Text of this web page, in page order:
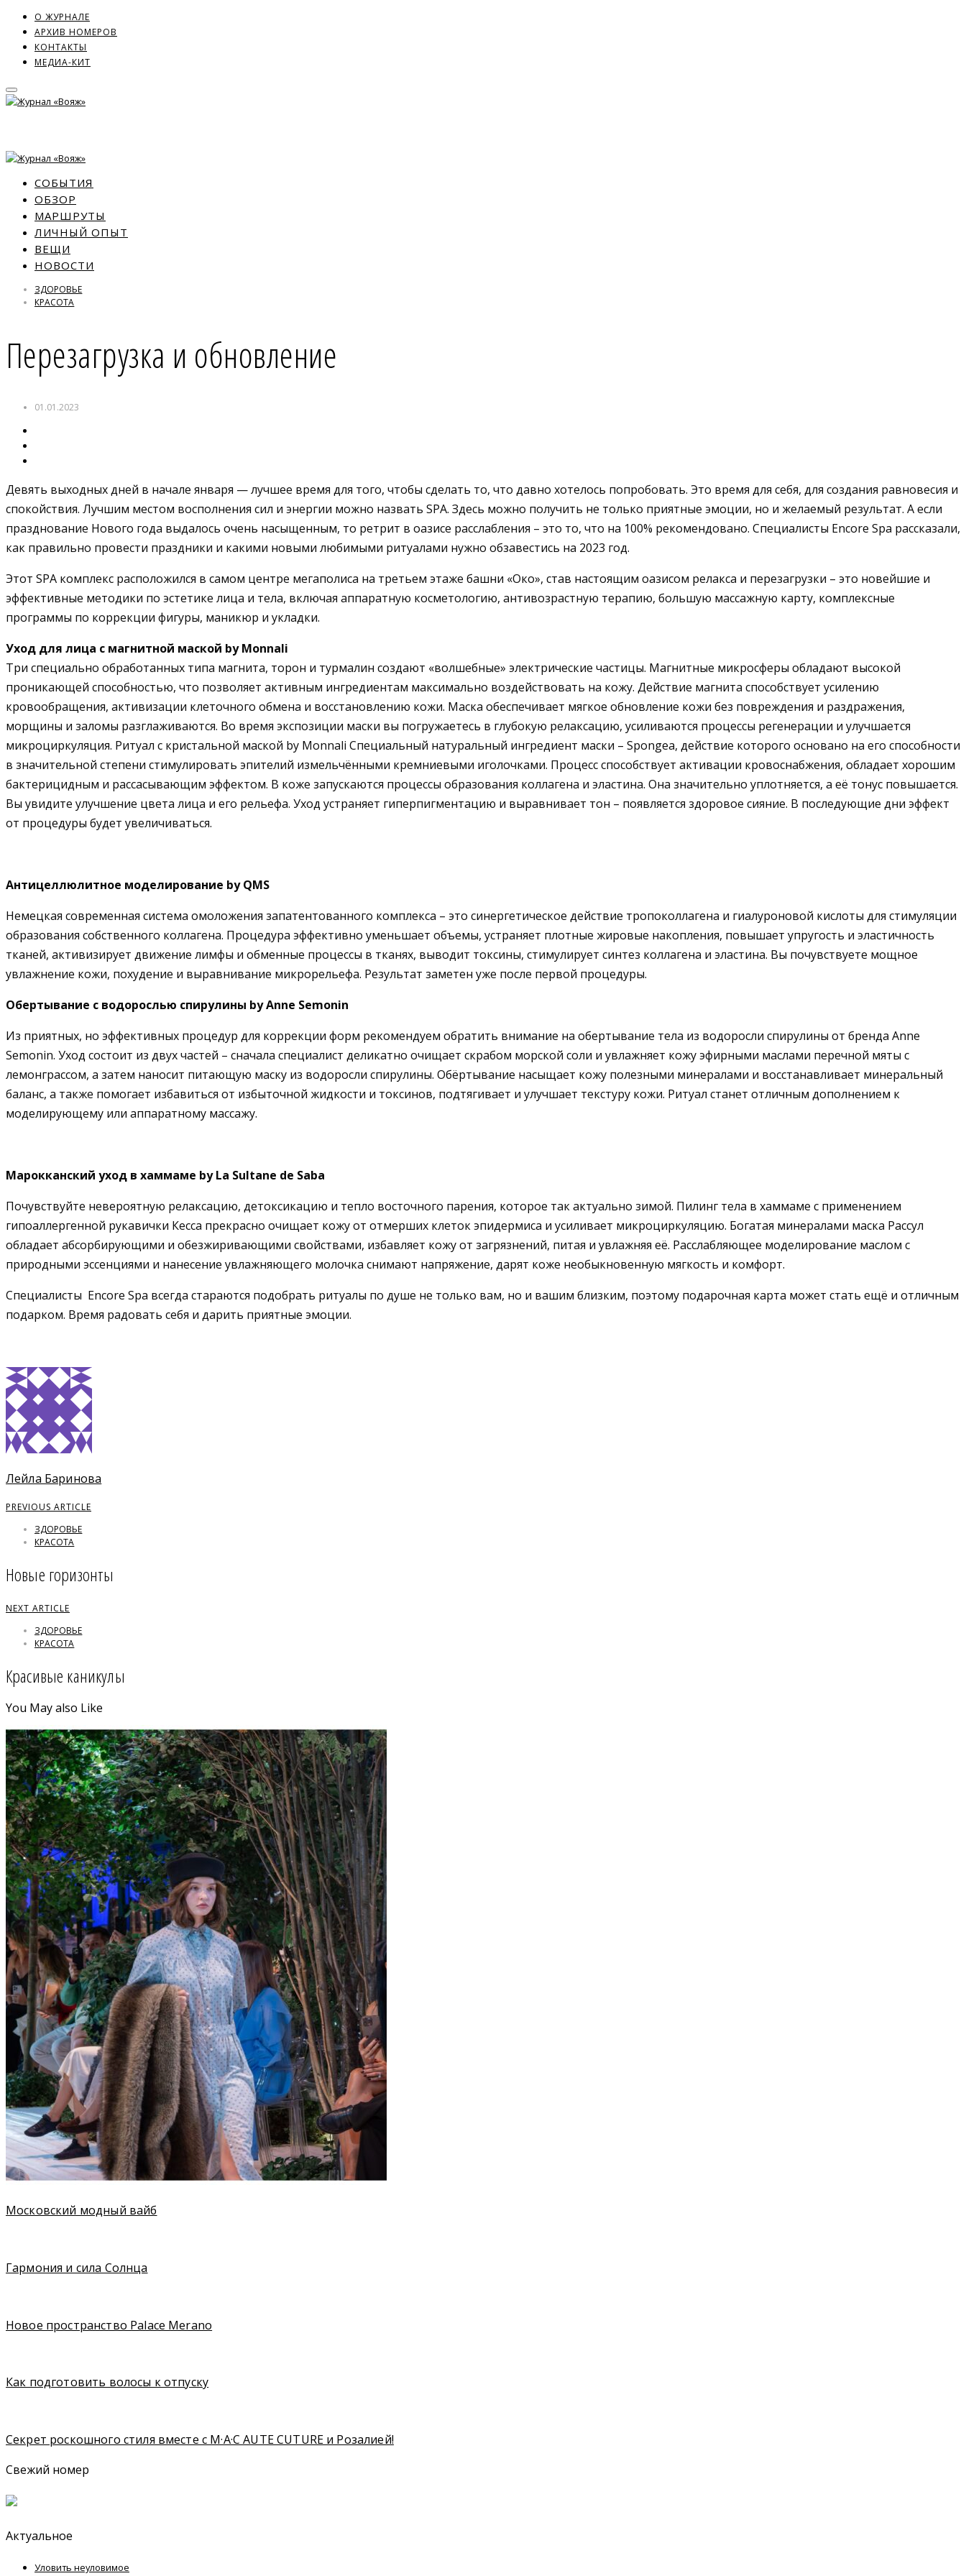
О ЖУРНАЛЕ
АРХИВ НОМЕРОВ
КОНТАКТЫ
МЕДИА-КИТ
СОБЫТИЯ
ОБЗОР
МАРШРУТЫ
ЛИЧНЫЙ ОПЫТ
ВЕЩИ
НОВОСТИ
ЗДОРОВЬЕ
КРАСОТА
Перезагрузка и обновление
01.01.2023
Девять выходных дней в начале января — лучшее время для того, чтобы сделать то, что давно хотелось попробовать. Это время для себя, для создания равновесия и
спокойствия. Лучшим местом восполнения сил и энергии можно назвать SPA. Здесь можно получить не только приятные эмоции, но и желаемый результат. А если
празднование Нового года выдалось очень насыщенным, то ретрит в оазисе расслабления – это то, что на 100% рекомендовано. Специалисты Encore Spa рассказали,
как правильно провести праздники и какими новыми любимыми ритуалами нужно обзавестись на 2023 год.
Этот SPA комплекс расположился в самом центре мегаполиса на третьем этаже башни «Око», став настоящим оазисом релакса и перезагрузки – это новейшие и
эффективные методики по эстетике лица и тела, включая аппаратную косметологию, антивозрастную терапию, большую массажную карту, комплексные
программы по коррекции фигуры, маникюр и укладки.
Уход для лица с магнитной маской by Monnali
Три специально обработанных типа магнита, торон и турмалин создают «волшебные» электрические частицы. Магнитные микросферы обладают высокой
проникающей способностью, что позволяет активным ингредиентам максимально воздействовать на кожу. Действие магнита способствует усилению
кровообращения, активизации клеточного обмена и восстановлению кожи. Маска обеспечивает мягкое обновление кожи без повреждения и раздражения,
морщины и заломы разглаживаются. Во время экспозиции маски вы погружаетесь в глубокую релаксацию, усиливаются процессы регенерации и улучшается
микроциркуляция. Ритуал с кристальной маской by Monnali Специальный натуральный ингредиент маски – Spongea, действие которого основано на его способности
в значительной степени стимулировать эпителий измельчёнными кремниевыми иголочками. Процесс способствует активации кровоснабжения, обладает хорошим
бактерицидным и рассасывающим эффектом. В коже запускаются процессы образования коллагена и эластина. Она значительно уплотняется, а её тонус повышается.
Вы увидите улучшение цвета лица и его рельефа. Уход устраняет гиперпигментацию и выравнивает тон – появляется здоровое сияние. В последующие дни эффект
от процедуры будет увеличиваться.
Антицеллюлитное моделирование by QMS
Немецкая современная система омоложения запатентованного комплекса – это синергетическое действие тропоколлагена и гиалуроновой кислоты для стимуляции
образования собственного коллагена. Процедура эффективно уменьшает объемы, устраняет плотные жировые накопления, повышает упругость и эластичность
тканей, активизирует движение лимфы и обменные процессы в тканях, выводит токсины, стимулирует синтез коллагена и эластина. Вы почувствуете мощное
увлажнение кожи, похудение и выравнивание микрорельефа. Результат заметен уже после первой процедуры.
Обертывание с водорослью спирулины by Anne Semonin
Из приятных, но эффективных процедур для коррекции форм рекомендуем обратить внимание на обертывание тела из водоросли спирулины от бренда Anne
Semonin. Уход состоит из двух частей – сначала специалист деликатно очищает скрабом морской соли и увлажняет кожу эфирными маслами перечной мяты с
лемонграссом, а затем наносит питающую маску из водоросли спирулины. Обёртывание насыщает кожу полезными минералами и восстанавливает минеральный
баланс, а также помогает избавиться от избыточной жидкости и токсинов, подтягивает и улучшает текстуру кожи. Ритуал станет отличным дополнением к
моделирующему или аппаратному массажу.
Марокканский уход в хаммаме by La Sultane de Saba
Почувствуйте невероятную релаксацию, детоксикацию и тепло восточного парения, которое так актуально зимой. Пилинг тела в хаммаме с применением
гипоаллергенной рукавички Кесса прекрасно очищает кожу от отмерших клеток эпидермиса и усиливает микроциркуляцию. Богатая минералами маска Рассул
обладает абсорбирующими и обезжиривающими свойствами, избавляет кожу от загрязнений, питая и увлажняя её. Расслабляющее моделирование маслом с
природными эссенциями и нанесение увлажняющего молочка снимают напряжение, дарят коже необыкновенную мягкость и комфорт.
Специалисты Encore Spa всегда стараются подобрать ритуалы по душе не только вам, но и вашим близким, поэтому подарочная карта может стать ещё и отличным
подарком. Время радовать себя и дарить приятные эмоции.
Лейла Баринова
PREVIOUS ARTICLE
ЗДОРОВЬЕ
КРАСОТА
Новые горизонты
NEXT ARTICLE
ЗДОРОВЬЕ
КРАСОТА
Красивые каникулы
You May also Like
Московский модный вайб
Гармония и сила Солнца
Новое пространство Palace Merano
Как подготовить волосы к отпуску
Секрет роскошного стиля вместе с M·A·C AUTE CUTURE и Розалией!
Свежий номер
Актуальное
Уловить неуловимое